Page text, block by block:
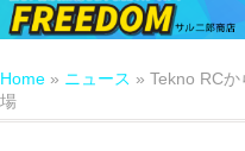
Home » ニュース » Tekno RC
場